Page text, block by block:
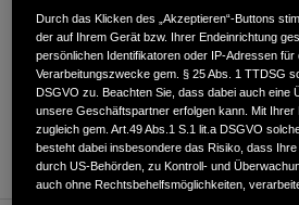
ANFAHRTSBESCHREIBUNG ANFORDERN
WEBSITE
Durch das Klicken des „Akzeptieren“-Buttons
der auf Ihrem Gerät bzw. Ihrer Endeinrichtung
persönlichen Identifikatoren oder IP-Adressen für
Verarbeitungszwecke gem. § 25 Abs. 1 TTDSG
DSGVO zu. Beachten Sie, dass dabei auch eine
unsere Geschäftspartner erfolgen kann. Mit Ihrer
zugleich gem. Art.49 Abs.1 S.1 lit.a DSGVO
besteht dabei insbesondere das Risiko, dass
durch US-Behörden, zu Kontroll- und
auch ohne Rechtsbehelfsmöglichkeiten,